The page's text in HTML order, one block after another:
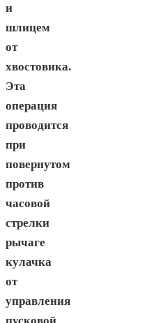
и
шлицем
от
хвостовика.
Эта
операция
проводится
при
повернутом
против
часовой
стрелки
рычаге
кулачка
от
управления
пусковой